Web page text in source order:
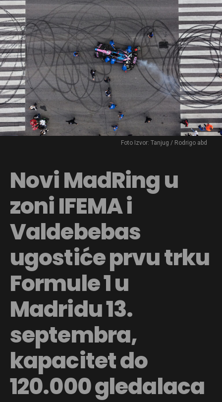
Foto Izvor: Tanjug / Rodrigo abd
Novi MadRing u
zoni IFEMA i
Valdebebas
ugostiće prvu trku
Formule 1 u
Madridu 13.
septembra,
kapacitet do
120.000 gledalaca